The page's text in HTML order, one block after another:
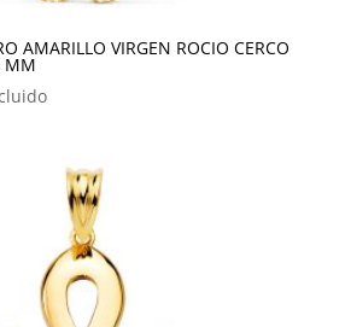
AMARILLO VIRGEN ROCIO CERCO
MM